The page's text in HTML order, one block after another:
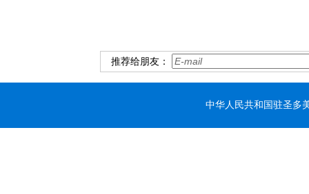
推荐给朋友：
中华人民共和国驻圣多